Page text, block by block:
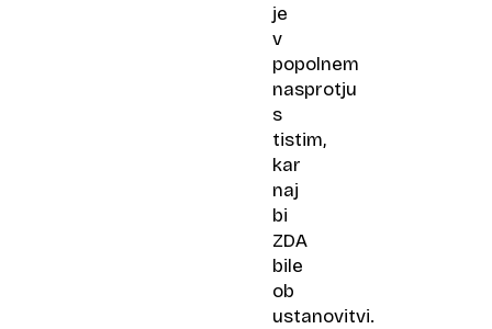
je
v
popolnem
nasprotju
s
tistim,
kar
naj
bi
ZDA
bile
ob
ustanovitvi.